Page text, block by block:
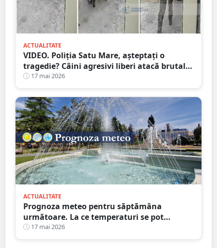
ACTUALITATE
VIDEO. Poliția Satu Mare, așteptați o
tragedie? Câini agresivi liberi atacă brutal
pe stradă chiar în fața stăpânului
17 mai 2026
ACTUALITATE
Prognoza meteo pentru săptămâna
următoare. La ce temperaturi se pot
aștepta sătmărenii
17 mai 2026